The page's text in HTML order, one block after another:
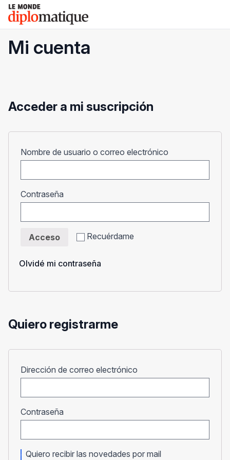
Skip
content
Le monde diplomatique
Mi cuenta
Acceder a mi suscripción
Nombre de usuario o correo electrónico
Contraseña
Recuérdame
Acceso
Olvidé mi contraseña
Quiero registrarme
Dirección de correo electrónico
Contraseña
Quiero recibir las novedades por mail